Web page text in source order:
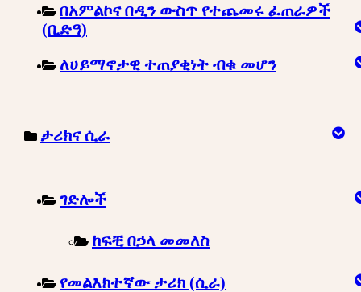
በአምልኮና በዲን ውስጥ የተጨመሩ ፈጠራዎች
(ቢድዓ)
ለሀይማኖታዊ ተጠያቂነት ብቁ መሆን
ታሪክና ሲራ
ገድሎች
ከፍቺ በኃላ መመለስ
የመልእክተኛው ታሪክ (ሲራ)